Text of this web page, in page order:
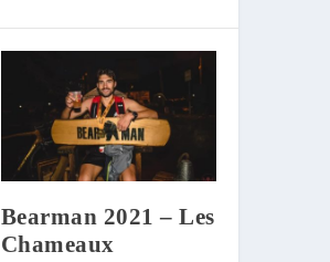
Bearman 2021 – Les
Chameaux